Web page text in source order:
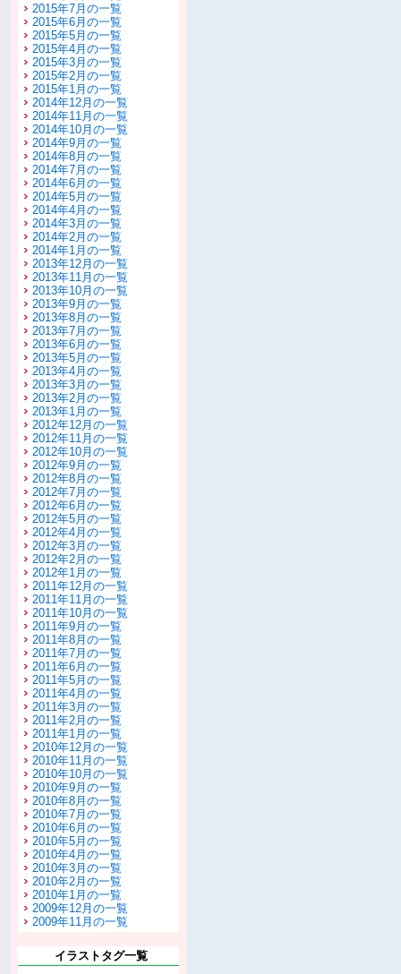
2015年7月の一覧
2015年6月の一覧
2015年5月の一覧
2015年4月の一覧
2015年3月の一覧
2015年2月の一覧
2015年1月の一覧
2014年12月の一覧
2014年11月の一覧
2014年10月の一覧
2014年9月の一覧
2014年8月の一覧
2014年7月の一覧
2014年6月の一覧
2014年5月の一覧
2014年4月の一覧
2014年3月の一覧
2014年2月の一覧
2014年1月の一覧
2013年12月の一覧
2013年11月の一覧
2013年10月の一覧
2013年9月の一覧
2013年8月の一覧
2013年7月の一覧
2013年6月の一覧
2013年5月の一覧
2013年4月の一覧
2013年3月の一覧
2013年2月の一覧
2013年1月の一覧
2012年12月の一覧
2012年11月の一覧
2012年10月の一覧
2012年9月の一覧
2012年8月の一覧
2012年7月の一覧
2012年6月の一覧
2012年5月の一覧
2012年4月の一覧
2012年3月の一覧
2012年2月の一覧
2012年1月の一覧
2011年12月の一覧
2011年11月の一覧
2011年10月の一覧
2011年9月の一覧
2011年8月の一覧
2011年7月の一覧
2011年6月の一覧
2011年5月の一覧
2011年4月の一覧
2011年3月の一覧
2011年2月の一覧
2011年1月の一覧
2010年12月の一覧
2010年11月の一覧
2010年10月の一覧
2010年9月の一覧
2010年8月の一覧
2010年7月の一覧
2010年6月の一覧
2010年5月の一覧
2010年4月の一覧
2010年3月の一覧
2010年2月の一覧
2010年1月の一覧
2009年12月の一覧
2009年11月の一覧
イラストタグ一覧